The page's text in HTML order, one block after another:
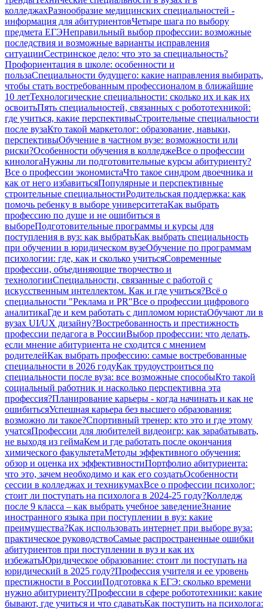
колледжахРазнообразие медицинских специальностей -
информация для абитуриентовЧетыре шага по выбору
предмета ЕГЭНеправильный выбор профессии: возможные
последствия и возможные варианты исправления
ситуацииСестринское дело: что это за специальность?
Профориентация в школе: особенности и
пользаСпециальности будущего: какие направления выбирать,
чтобы стать востребованным профессионалом в ближайшие
10 летТехнологические специальности: сколько их и как их
освоитьПять специальностей, связанных с робототехникой:
где учиться, какие перспективыСтроительные специальности
после вузаКто такой маркетолог: образование, навыки,
перспективыОбучение в частном вузе: возможности или
риски?Особенности обучения в колледжеВсе о профессии
кинологаНужны ли подготовительные курсы абитуриенту?
Все о профессии экономистаЧто такое синдром двоечника и
как от него избавитьсяПопулярные и перспективные
строительные специальностиРодительская поддержка: как
помочь ребенку в выборе университетаКак выбрать
профессию по душе и не ошибиться в
выбореПодготовительные программы и курсы для
поступления в вуз: как выбратьКак выбрать специальность
при обучении в юридическом вузеОбучение по программам
психологии: где, как и сколько учитьсяСовременные
профессии, объединяющие творчество и
технологииСпециальности, связанные с работой с
искусственным интеллектом. Как и где учиться?Всё о
специальности "Реклама и PR"Все о профессии цифрового
аналитикаГде и кем работать с дипломом юристаОбучают ли в
вузах UI/UX дизайну?Востребованность и престижность
профессии педагога в РоссииВыбор профессии: что делать,
если мнение абитуриента не сходится с мнением
родителейКак выбрать профессию: самые востребованные
специальности в 2026 годуКак трудоустроиться по
специальности после вуза: все возможные способыКто такой
социальный работник и насколько перспективна эта
профессия?Планирование карьеры - когда начинать и как не
ошибитьсяУспешная карьера без высшего образования:
возможно ли такое?Спортивный тренер: кто это и где этому
учатсяПрофессии для любителей видеоигр: как зарабатывать,
не выходя из геймаКем и где работать после окончания
химического факультетаМетоды эффективного обучения:
обзор и оценка их эффективностиПортфолио абитуриента:
что это, зачем необходимо и как его создатьОсобенности
сессии в колледжах и техникумахВсе о профессии психолог:
стоит ли поступать на психолога в 2024-25 году?Колледж
после 9 класса – как выбрать учебное заведениеЗнание
иностранного языка при поступлении в вуз: какие
преимущества?Как использовать интернет при выборе вуза:
практическое руководствоСамые распространенные ошибки
абитуриентов при поступлении в вуз и как их
избежатьЮридическое образование: стоит ли поступать на
юридический в 2025 году?Профессия учителя и ее уровень
престижности в РоссииПодготовка к ЕГЭ: сколько времени
нужно абитуриенту?Профессии в сфере робототехники: какие
бывают, где учиться и что сдаватьКак поступить на психолога: